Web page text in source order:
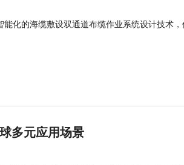
能化的海缆敷设双通道布缆作业系统设计技术
多元应用场景